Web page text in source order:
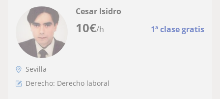
10€/h 1ª clase gratis
Cesar Isidro
Sevilla
Derecho: Derecho laboral